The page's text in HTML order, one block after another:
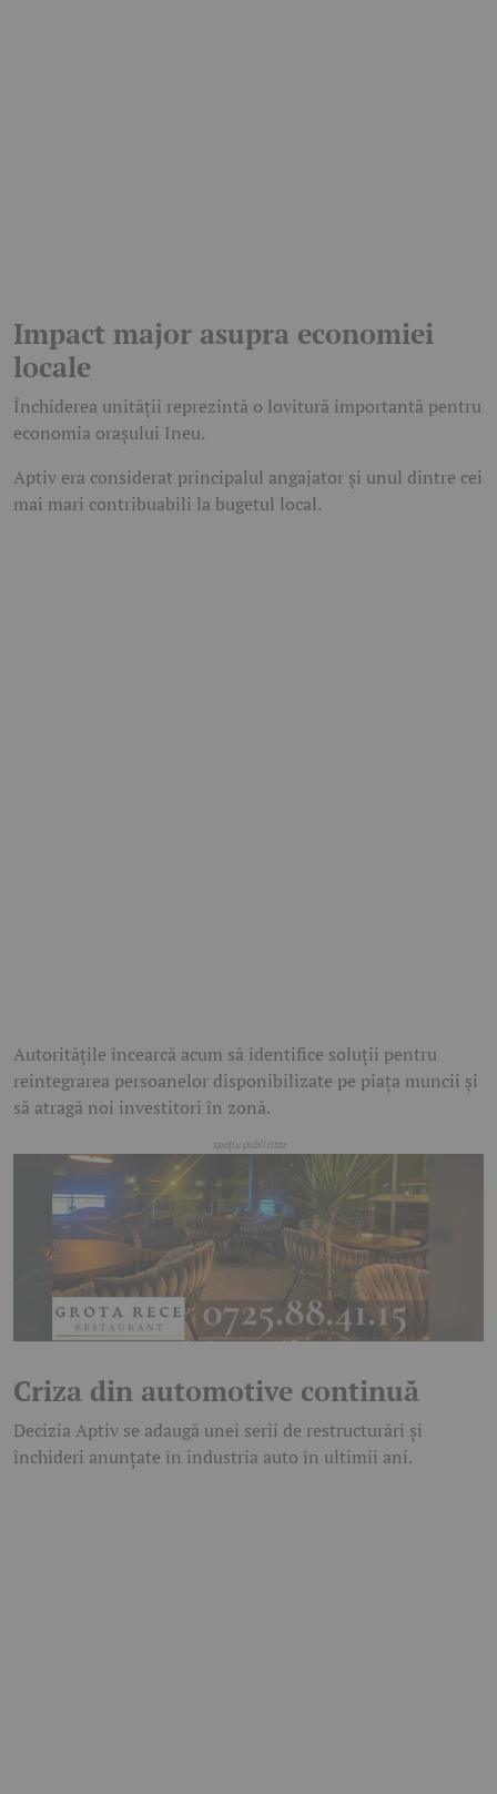
Impact major asupra economiei
locale
Închiderea unității reprezintă o lovitură importantă pentru
economia orașului Ineu.
Aptiv era considerat principalul angajator și unul dintre cei
mai mari contribuabili la bugetul local.
Autoritățile încearcă acum să identifice soluții pentru
reintegrarea persoanelor disponibilizate pe piața muncii și
să atragă noi investitori în zonă.
Criza din automotive continuă
Decizia Aptiv se adaugă unei serii de restructurări și
închideri anunțate în industria auto în ultimii ani.